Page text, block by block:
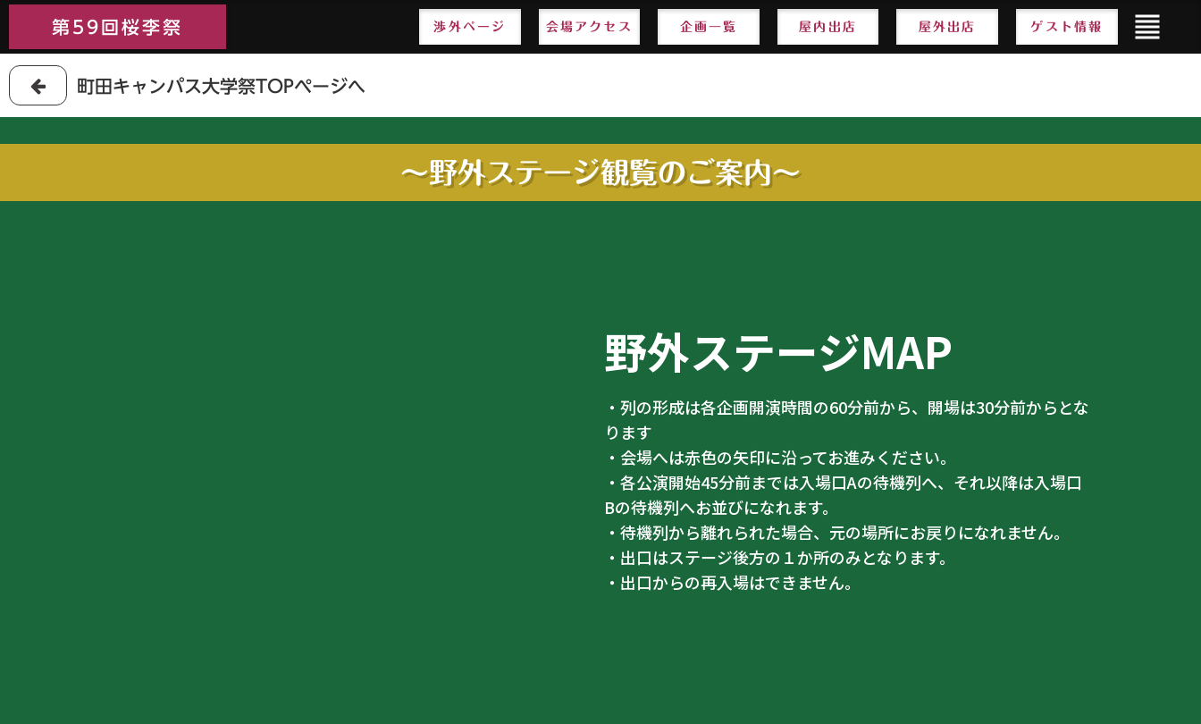
第59回桜李祭 渉外ページ 会場アクセス 企画一覧 屋内出店 屋外出店 ゲスト情報 format_align_justify
第59回桜李祭 渉外ページ 会場アクセス 企画一覧 屋内出店 屋外出店 ゲスト情報 format_align_justify
町田キャンパス大学祭TOPページへ
～野外ステージ観覧のご案内～
野外ステージMAP
・列の形成は各企画開演時間の60分前から、開場は30分前からとな
ります
・会場へは赤色の矢印に沿ってお進みください。
・各公演開始45分前までは入場口Aの待機列へ、それ以降は入場口
Bの待機列へお並びになれます。
・待機列から離れられた場合、元の場所にお戻りになれません。
・出口はステージ後方の１か所のみとなります。
・出口からの再入場はできません。